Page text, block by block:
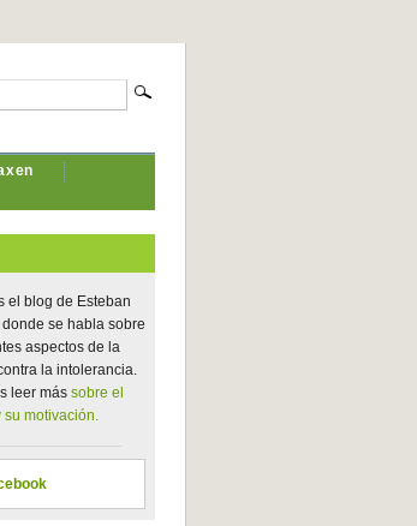
el blog de Esteban
donde se habla sobre
aspectos de la
la intolerancia.
leer más sobre el
su motivación.